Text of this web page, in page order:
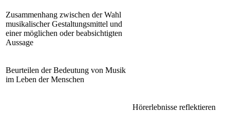
Zusammenhang zwischen der Wahl
musikalischer Gestaltungsmittel und
einer möglichen oder beabsichtigten
Aussage
Beurteilen der Bedeutung von Musik
im Leben der Menschen
Hörerlebnisse reflektieren